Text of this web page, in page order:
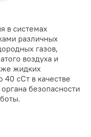
в системах
различных
газов,
воздуха и
жидких
40 сСт в качестве
безопасности